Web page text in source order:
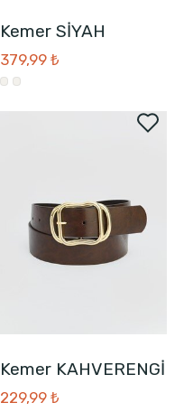
Kemer SİYAH
379,99 ₺
Kemer KAHVERENGİ
229,99 ₺